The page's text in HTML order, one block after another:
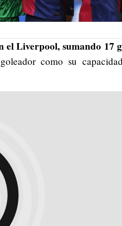
el Liverpool, sumando 17
como su